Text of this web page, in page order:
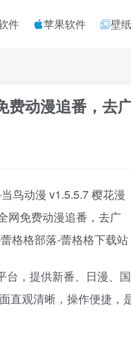
件 苹果软件 壁
费动漫追番，去
，提供新番、日漫、
观清晰，操作便捷，